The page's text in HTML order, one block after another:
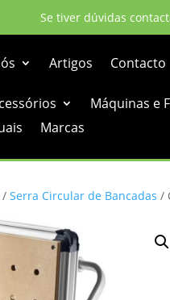
Se tiver dúvidas
Artigos Contacto
Máquinas e
Marcas
/ Serra Circular de Bancadas /